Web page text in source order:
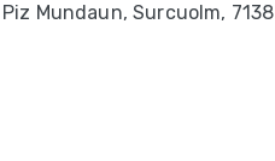
Mundaun, Surcuolm, 7138